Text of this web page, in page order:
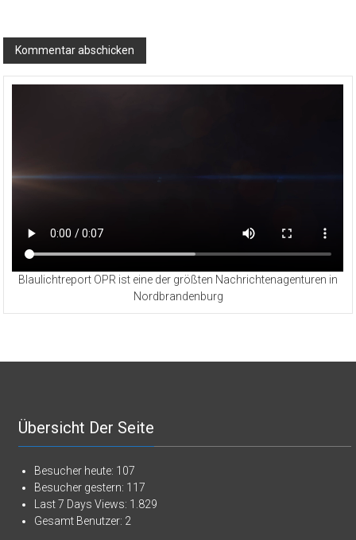
Blaulichtreport OPR ist eine der größten Nachrichtenagenturen in
Nordbrandenburg
Übersicht Der Seite
Besucher heute: 107
Besucher gestern: 117
Last 7 Days Views: 1.829
Gesamt Benutzer: 2